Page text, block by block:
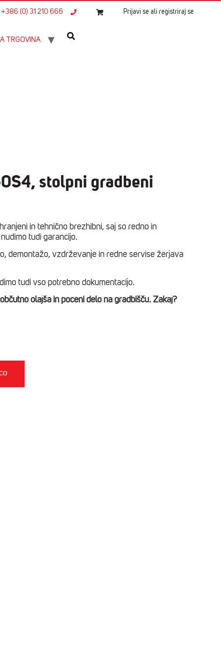
+386 (0) 31 210 666 Prijavi se ali registriraj se
TRGOVINA
stolpni gradbeni
in tehnično brezhibni, saj so redno in
tudi garancijo.
demontažo, vzdrževanje in redne servise žerjava
tudi vso potrebno dokumentacijo.
olajša in poceni delo na gradbišču. Zakaj?